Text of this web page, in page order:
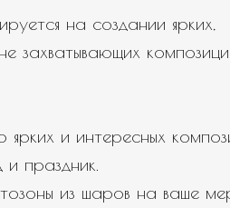
на создании ярких,
захватывающих
и интересных
праздник.
из шаров на ваше